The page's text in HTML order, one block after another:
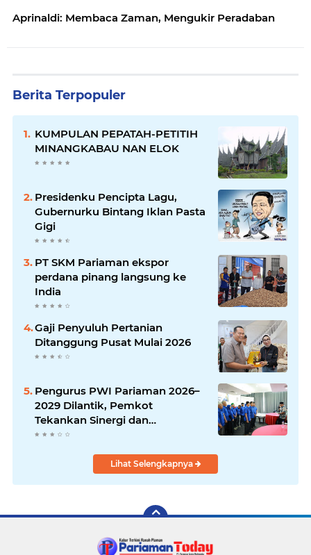
Aprinaldi: Membaca Zaman, Mengukir Peradaban
Berita Terpopuler
KUMPULAN PEPATAH-PETITIH
MINANGKABAU NAN ELOK
Presidenku Pencipta Lagu,
Gubernurku Bintang Iklan Pasta
Gigi
PT SKM Pariaman ekspor
perdana pinang langsung ke
India
Gaji Penyuluh Pertanian
Ditanggung Pusat Mulai 2026
Pengurus PWI Pariaman 2026–
2029 Dilantik, Pemkot
Tekankan Sinergi dan
Profesionalisme Pers
Lihat Selengkapnya